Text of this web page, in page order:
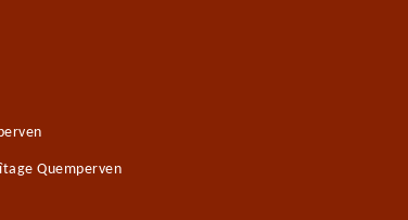
Quemperven